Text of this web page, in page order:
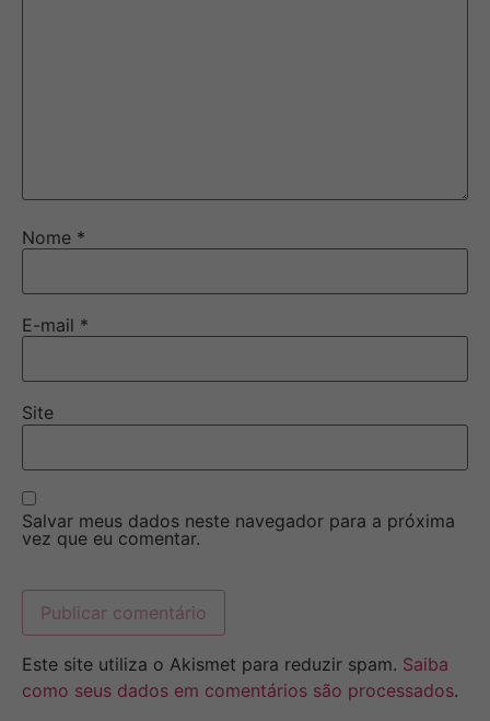
Nome *
E-mail *
Site
Salvar meus dados neste navegador para a próxima
vez que eu comentar.
Este site utiliza o Akismet para reduzir spam. Saiba
como seus dados em comentários são processados.